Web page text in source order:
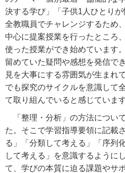
決する学び」「子供1人ひとり
全教職員でチャレンジするため
中心に提案授業を行ったところ
使った授業ができ始めています
留めていた疑問や感想を発信で
見を大事にする雰囲気が生まれ
でも探究のサイクルを意識して
て取り組んでいると感じています
「整理・分析」の方法につい
た。そこで学習指導要領に記載
る」「分類して考える」「序列
して考える」を意識するように
て、学びの本質に迫る課題やサ